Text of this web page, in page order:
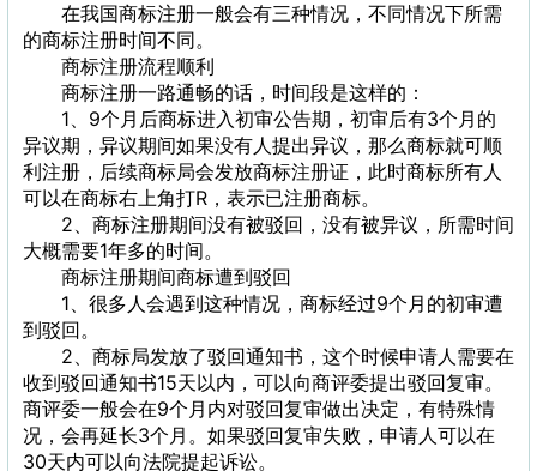
在我国商标注册一般会有三种情况，不同情况下所需
的商标注册时间不同。
商标注册流程顺利
商标注册一路通畅的话，时间段是这样的：
1、9个月后商标进入初审公告期，初审后有3个月的
异议期，异议期间如果没有人提出异议，那么商标就可顺
利注册，后续商标局会发放商标注册证，此时商标所有人
可以在商标右上角打R，表示已注册商标。
2、商标注册期间没有被驳回，没有被异议，所需时间
大概需要1年多的时间。
商标注册期间商标遭到驳回
1、很多人会遇到这种情况，商标经过9个月的初审遭
到驳回。
2、商标局发放了驳回通知书，这个时候申请人需要在
收到驳回通知书15天以内，可以向商评委提出驳回复审。
商评委一般会在9个月内对驳回复审做出决定，有特殊情
况，会再延长3个月。如果驳回复审失败，申请人可以在
30天内可以向法院提起诉讼。